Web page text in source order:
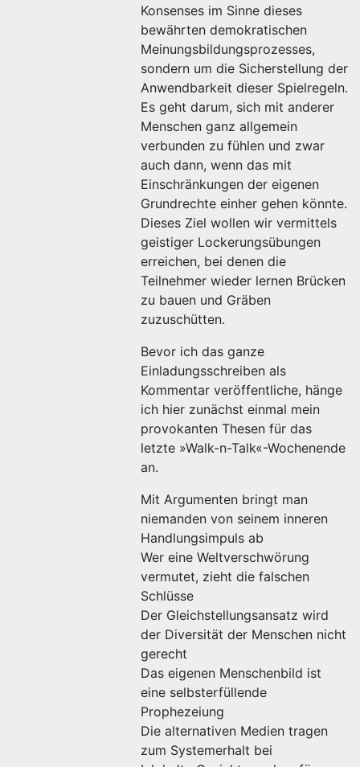
Konsenses im Sinne dieses
bewährten demokratischen
Meinungsbildungsprozesses,
sondern um die Sicherstellung der
Anwendbarkeit dieser Spielregeln.
Es geht darum, sich mit anderer
Menschen ganz allgemein
verbunden zu fühlen und zwar
auch dann, wenn das mit
Einschränkungen der eigenen
Grundrechte einher gehen könnte.
Dieses Ziel wollen wir vermittels
geistiger Lockerungsübungen
erreichen, bei denen die
Teilnehmer wieder lernen Brücken
zu bauen und Gräben
zuzuschütten.
Bevor ich das ganze
Einladungsschreiben als
Kommentar veröffentliche, hänge
ich hier zunächst einmal mein
provokanten Thesen für das
letzte »Walk-n-Talk«-Wochenende
an.
Mit Argumenten bringt man
niemanden von seinem inneren
Handlungsimpuls ab
Wer eine Weltverschwörung
vermutet, zieht die falschen
Schlüsse
Der Gleichstellungsansatz wird
der Diversität der Menschen nicht
gerecht
Das eigenen Menschenbild ist
eine selbsterfüllende
Prophezeiung
Die alternativen Medien tragen
zum Systemerhalt bei